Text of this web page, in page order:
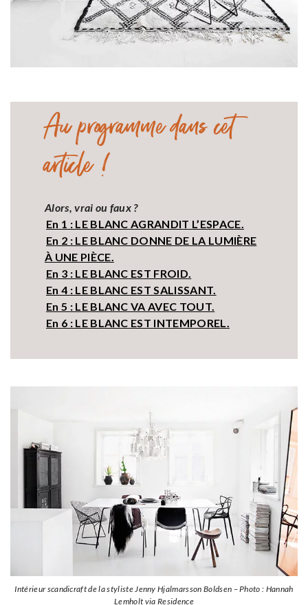
Au programme dans cet
article !
Alors, vrai ou faux ?
En 1 : LE BLANC AGRANDIT L’ESPACE.
En 2 : LE BLANC DONNE DE LA LUMIÈRE
À UNE PIÈCE.
En 3 : LE BLANC EST FROID.
En 4 : LE BLANC EST SALISSANT.
En 5 : LE BLANC VA AVEC TOUT.
En 6 : LE BLANC EST INTEMPOREL.
Intérieur scandicraft de la styliste Jenny Hjalmarsson Boldsen – Photo : Hannah
Lemholt via Residence